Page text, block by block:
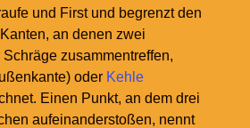
und First und begrenzt den
an denen zwei
zusammentreffen,
oder Kehle
Einen Punkt, an dem drei
aufeinanderstoßen, nennt